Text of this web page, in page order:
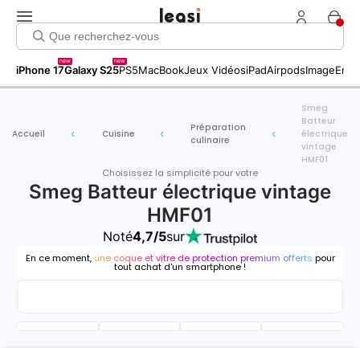
iPhone 17
new
Galaxy S25
new
PS5MacBookJeux VidéosiPadAirpodsImage
Accueil Cuisine
Préparation
culinaire
Smeg
Batteur
électrique
vintage
HMF01
Choisissez la simplicité pour votre
Smeg Batteur électrique vintage
HMF01
Noté4,7/5sur
En ce moment, une coque et vitre de protection premium offerts pour
tout achat d'un smartphone !